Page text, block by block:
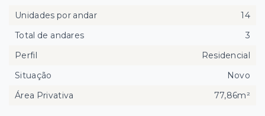
Unidades por andar
14
Total de andares
3
Perfil
Residencial
Situação
Novo
Área Privativa
77,86m²